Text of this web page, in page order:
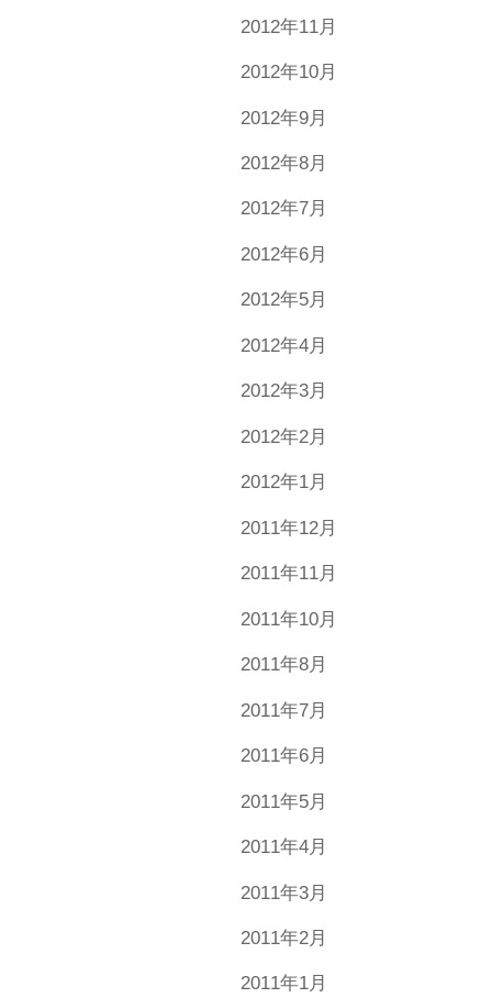
2012年11月
2012年10月
2012年9月
2012年8月
2012年7月
2012年6月
2012年5月
2012年4月
2012年3月
2012年2月
2012年1月
2011年12月
2011年11月
2011年10月
2011年8月
2011年7月
2011年6月
2011年5月
2011年4月
2011年3月
2011年2月
2011年1月